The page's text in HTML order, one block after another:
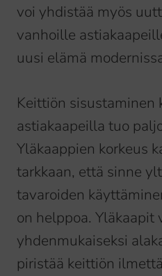
voi yhdistää myös
vanhoille
uusi elämä
Keittiön sisustaminen
astiakaapeilla tuo
Yläkaappien korkeus
tarkkaan, että sinne
tavaroiden
on helppoa. Yläkaapit
yhdenmukaiseksi
piristää keittiön